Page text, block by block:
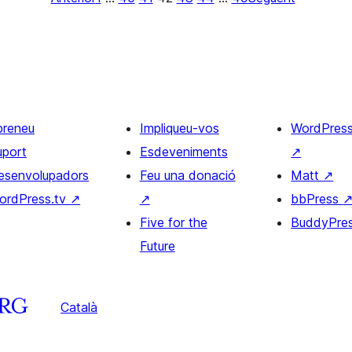
↗
Impliqueu-vos
Esdeveniments
Feu una donació
↗
Five for the
Future
↗
Matt ↗
bbPress ↗
Català